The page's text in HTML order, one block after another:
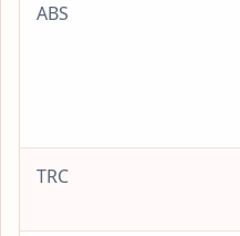
ABS
TRC